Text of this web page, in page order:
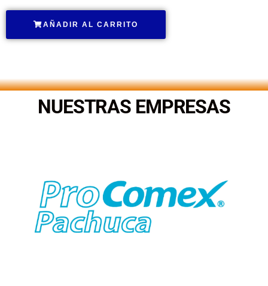
AÑADIR AL CARRITO
NUESTRAS EMPRESAS